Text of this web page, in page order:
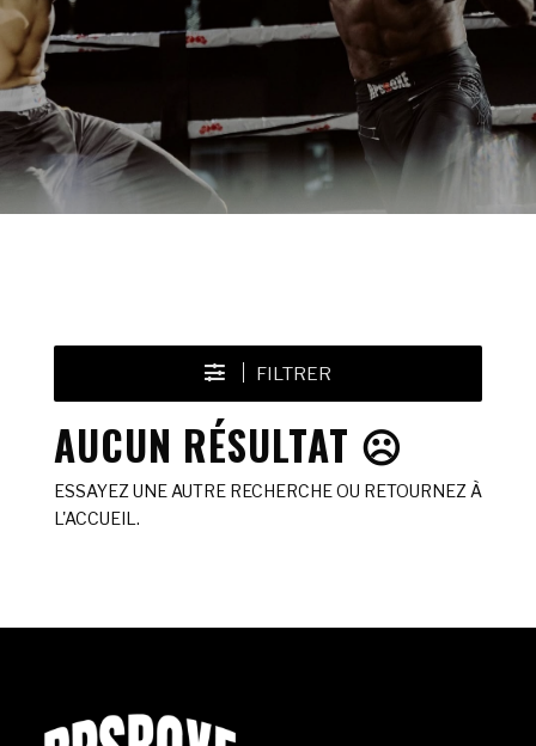
FILTRER
AUCUN RÉSULTAT ☹️
ESSAYEZ UNE AUTRE RECHERCHE OU RETOURNEZ À
L'ACCUEIL.